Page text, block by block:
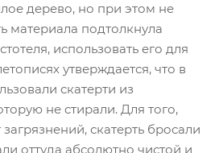
дерево, но при этом не
материала подтолкнула
использовать его для
утверждается, что в
скатерти из
не стирали. Для того,
скатерть бросали
оттуда абсолютно чистой и